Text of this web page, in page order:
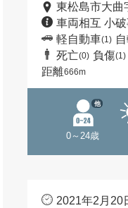
東松島市大曲
車両相互 小
軽自動車(1)
死亡(0) 負傷(1)
距離666m
0～24歳
他
2021年2月20